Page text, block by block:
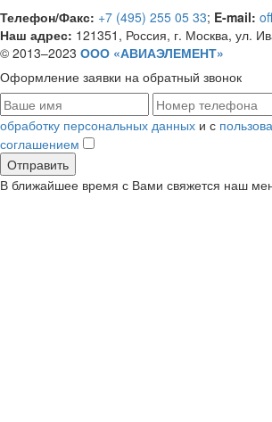
Телефон/Факс: +7 (495) 255 05 33; E-mail:
Наш адрес: 121351, Россия, г. Москва, ул.
© 2013–2023 ООО «АВИАЭЛЕМЕНТ»
Оформление заявки на обратный звонок
обработку персональных данных и с
соглашением
В ближайшее время с Вами свяжется наш